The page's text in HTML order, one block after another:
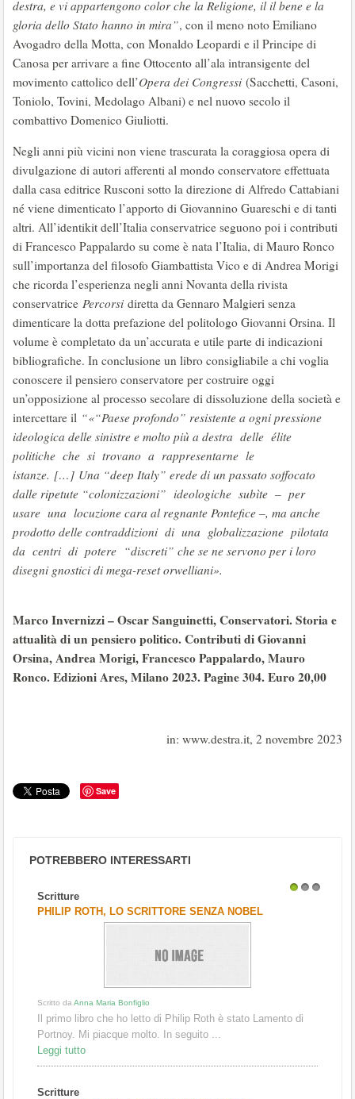
destra, e vi appartengono color che la Religione, il il bene e la
gloria dello Stato hanno in mira”, con il meno noto Emiliano
Avogadro della Motta, con Monaldo Leopardi e il Principe di
Canosa per arrivare a fine Ottocento all’ala intransigente del
movimento cattolico dell’Opera dei Congressi (Sacchetti, Casoni,
Toniolo, Tovini, Medolago Albani) e nel nuovo secolo il
combattivo Domenico Giuliotti.
Negli anni più vicini non viene trascurata la coraggiosa opera di
divulgazione di autori afferenti al mondo conservatore effettuata
dalla casa editrice Rusconi sotto la direzione di Alfredo Cattabiani
né viene dimenticato l’apporto di Giovannino Guareschi e di tanti
altri. All’identikit dell’Italia conservatrice seguono poi i contributi
di Francesco Pappalardo su come è nata l’Italia, di Mauro Ronco
sull’importanza del filosofo Giambattista Vico e di Andrea Morigi
che ricorda l’esperienza negli anni Novanta della rivista
conservatrice Percorsi diretta da Gennaro Malgieri senza
dimenticare la dotta prefazione del politologo Giovanni Orsina. Il
volume è completato da un’accurata e utile parte di indicazioni
bibliografiche. In conclusione un libro consigliabile a chi voglia
conoscere il pensiero conservatore per costruire oggi
un’opposizione al processo secolare di dissoluzione della società e
intercettare il “«“Paese profondo” resistente a ogni pressione
ideologica delle sinistre e molto più a destra delle élite
politiche che si trovano a rappresentarne le
istanze. […] Una “deep Italy” erede di un passato soffocato
dalle ripetute “colonizzazioni” ideologiche subìte – per
usare una locuzione cara al regnante Pontefice –, ma anche
prodotto delle contraddizioni di una globalizzazione pilotata
da centri di potere “discreti” che se ne servono per i loro
disegni gnostici di mega-reset orwelliani».
Marco Invernizzi – Oscar Sanguinetti, Conservatori. Storia e
attualità di un pensiero politico. Contributi di Giovanni
Orsina, Andrea Morigi, Francesco Pappalardo, Mauro
Ronco. Edizioni Ares, Milano 2023. Pagine 304. Euro 20,00
in: www.destra.it, 2 novembre 2023
Save
POTREBBERO INTERESSARTI
Scritture
PHILIP ROTH, LO SCRITTORE SENZA NOBEL
Scritto da Anna Maria Bonfiglio
Il primo libro che ho letto di Philip Roth è stato Lamento di
Portnoy. Mi piacque molto. In seguito ...
Leggi tutto
Scritture